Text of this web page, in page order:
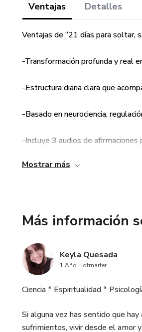
Ventajas Detalles
Ventajas de “21 días para soltar,
-Transformación profunda y real
-Estructura diaria clara que
-Basado en neurociencia,
-Incluye 3 audios de
- Incluye 50 tarjetas de
Mostrar más
Más información
Keyla Quesada
1 Año Hotmarter
Ciencia * Espiritualidad *
Si alguna vez has sentido que
sufrimientos, vivir desde el amor